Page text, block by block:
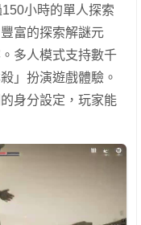
小時的單人探索
富的探索解謎元
多人模式支持數千
」扮演遊戲體驗。
身分設定，玩家能